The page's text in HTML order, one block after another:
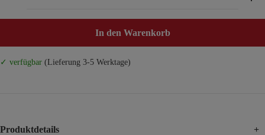
In den Warenkorb
✓ verfügbar (Lieferung 3-5 Werktage)
Produktdetails +